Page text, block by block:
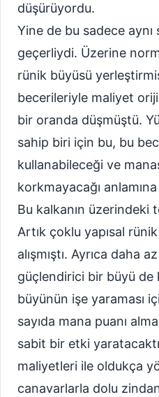
düşürüyordu.
Yine de bu sadece
geçerliydi. Üzerine
rünik büyüsü
becerileriyle maliyet
bir oranda düşmüştü.
sahip biri için bu, bu
kullanabileceği ve
korkmayacağı
Bu kalkanın üzerindeki
Artık çoklu yapısal
alışmıştı. Ayrıca daha
güçlendirici bir büyü de
büyünün işe yaraması
sayıda mana puanı
sabit bir etki
maliyetleri ile oldukça
canavarlarla dolu